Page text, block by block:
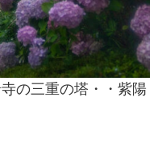
の三重の塔・・紫陽